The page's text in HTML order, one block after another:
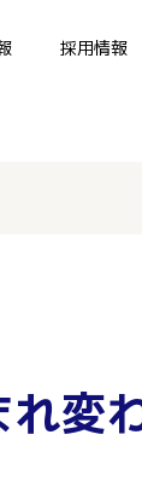
採用情報
変